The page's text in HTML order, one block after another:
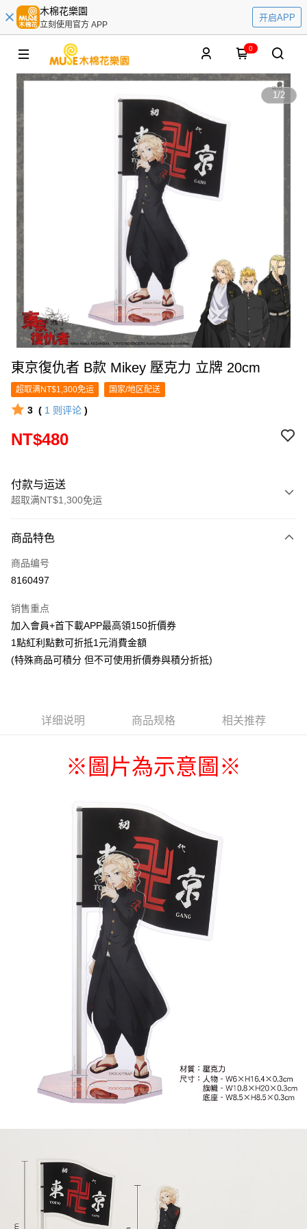
木棉花樂園
立刻使用官方 APP
开启APP
0
1/2
東京復仇者 B款 Mikey 壓克力 立牌 20cm
超取满NT$1,300免运 国家/地区配送
3 ( 1 则评论 )
NT$480
付款与运送
超取满NT$1,300免运
信用卡一次付款
超商取货付款
Apple Pay
悠遊付
货到付款
每笔NT$65，满NT$1,300(含以上)免运费
(不開放使用，請勿選取）
每笔NT$65，满NT$1,300(含以上)免运费
每笔NT$65，满NT$1,300(含以上)免运费
宅配-木棉花樂園專用
每笔NT$100，满NT$1,300(含以上)免运费
宅配-離島(澎湖/金門/馬祖)-木棉花樂園專用
黑貓宅配-貨到付款
✈️ 海外配送 查看运费
商品特色
商品编号
8160497
销售重点
加入會員+首下載APP最高領150折價券
1點紅利點數可折抵1元消費金額
(特殊商品可積分 但不可使用折價券與積分折抵)
详细说明 商品规格 相关推荐
※圖片為示意圖 ※